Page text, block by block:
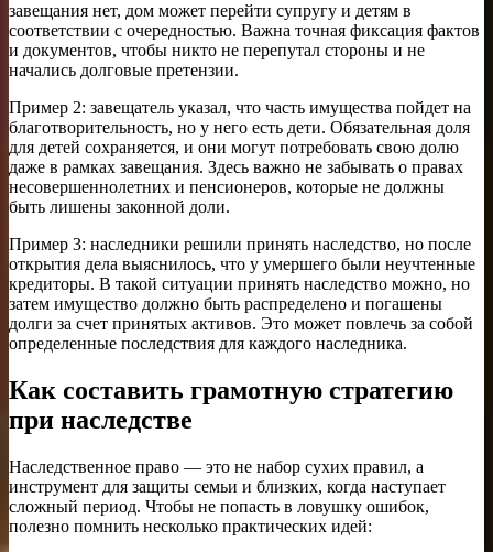
завещания нет, дом может перейти супругу и детям в
соответствии с очередностью. Важна точная фиксация фактов
и документов, чтобы никто не перепутал стороны и не
начались долговые претензии.
Пример 2: завещатель указал, что часть имущества пойдет на
благотворительность, но у него есть дети. Обязательная доля
для детей сохраняется, и они могут потребовать свою долю
даже в рамках завещания. Здесь важно не забывать о правах
несовершеннолетних и пенсионеров, которые не должны
быть лишены законной доли.
Пример 3: наследники решили принять наследство, но после
открытия дела выяснилось, что у умершего были неучтенные
кредиторы. В такой ситуации принять наследство можно, но
затем имущество должно быть распределено и погашены
долги за счет принятых активов. Это может повлечь за собой
определенные последствия для каждого наследника.
Как составить грамотную стратегию
при наследстве
Наследственное право — это не набор сухих правил, а
инструмент для защиты семьи и близких, когда наступает
сложный период. Чтобы не попасть в ловушку ошибок,
полезно помнить несколько практических идей: